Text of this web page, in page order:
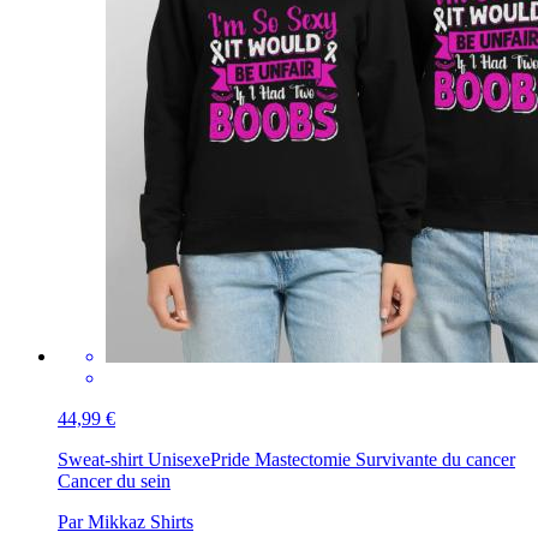
44,99 €
Sweat-shirt UnisexePride Mastectomie Survivante du cancer
Cancer du sein
Par Mikkaz Shirts